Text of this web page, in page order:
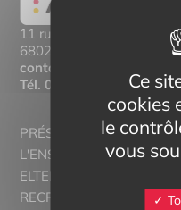
11 rue Mittlerweg,
68025 Colmar Cedex
contact@eltern-
Tél. 03 89 20 46 74
PRÉSENTATION
L'ENSEIGNEMENT
ELTERN ALSACE -
RECRUTORRS
Ce
cookies
le
vous